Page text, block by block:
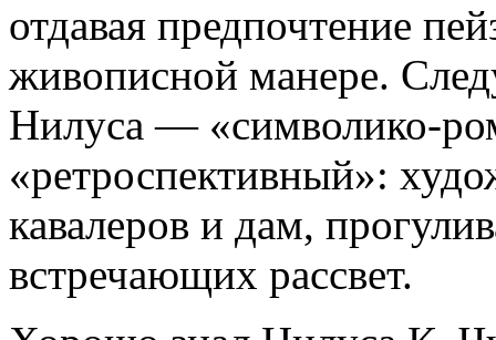
отдавая предпочтение
живописной манере.
Нилуса — «символико-
«ретроспективный»:
кавалеров и дам,
встречающих рассвет.